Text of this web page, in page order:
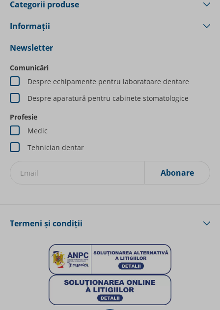
Categorii produse
Informații
Newsletter
Comunicări
Despre echipamente pentru laboratoare dentare
Despre aparatură pentru cabinete stomatologice
Profesie
Medic
Tehnician dentar
Inscrieți-vă la Newsletterurile noastre: Abonare
Termeni și condiții